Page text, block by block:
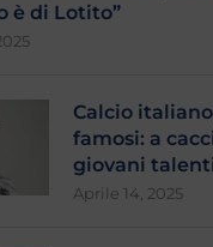
è di Lotito”
Calcio
famosi: a
giovani
Aprile 14, 2025